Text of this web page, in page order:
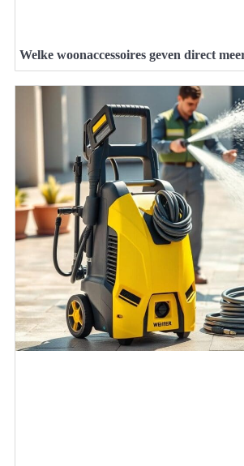
Welke woonaccessoires geven direct